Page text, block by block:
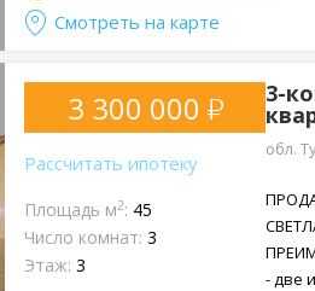
Смотреть на карте
3-
обл.
- две
3 300 000
Рассчитать ипотеку
Площадь м2: 45
Число комнат: 3
Этаж: 3